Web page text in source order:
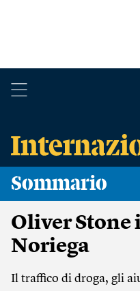
Sommario
Oliver
Noriega
Il traffico di droga, gli